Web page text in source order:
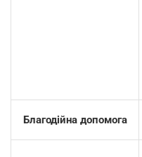
Благодійна допомога